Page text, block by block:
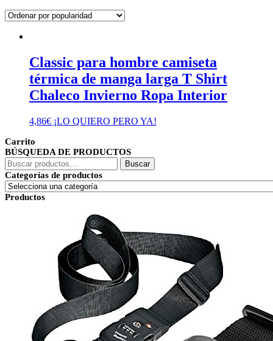
Classic para hombre camiseta
térmica de manga larga T Shirt
Chaleco Invierno Ropa Interior
4,86€ ¡LO QUIERO PERO YA!
Carrito
BÚSQUEDA DE PRODUCTOS
Buscar
por:
Buscar
Categorías de productos
Productos